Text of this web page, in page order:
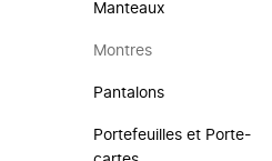
Manteaux
Montres
Pantalons
Portefeuilles et Porte-